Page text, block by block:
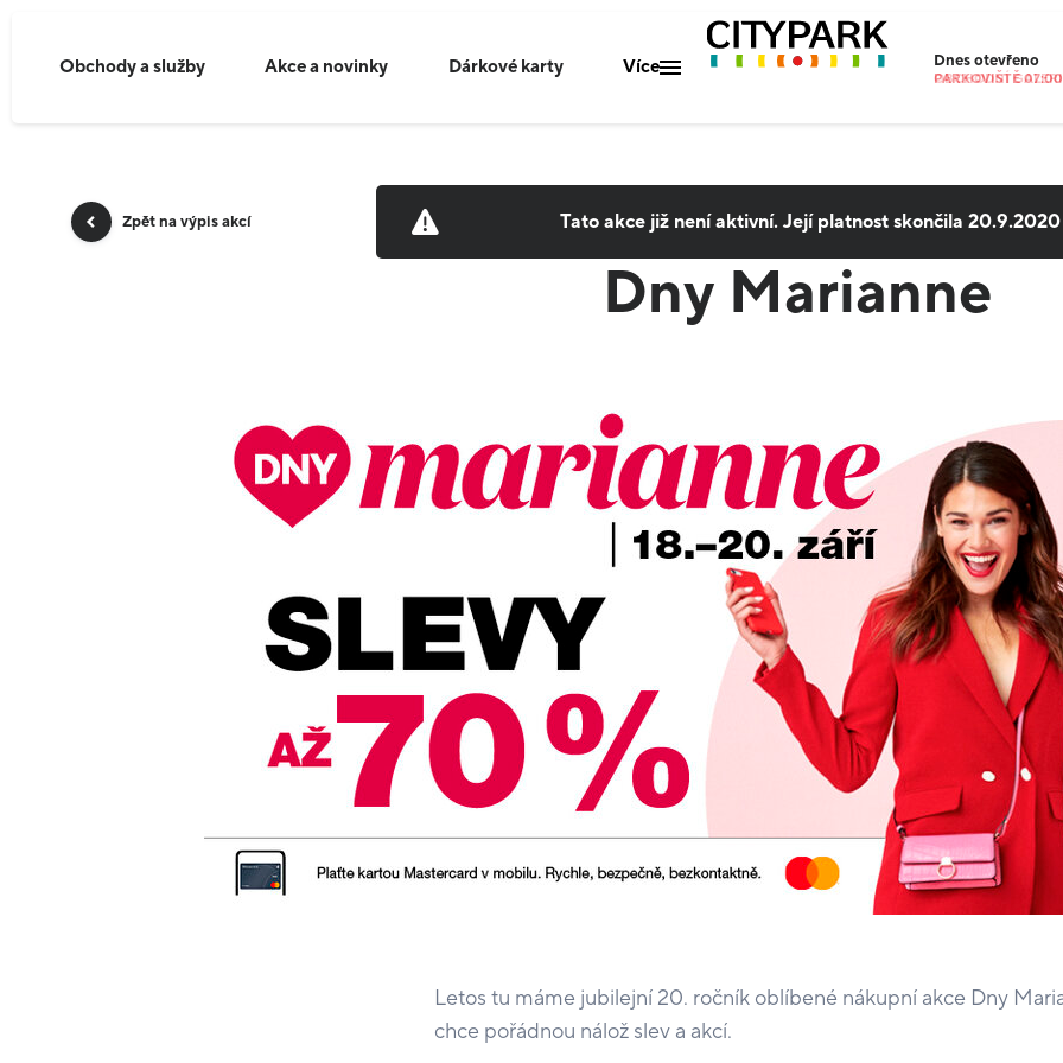
Obchody a služby Akce a novinky Dárkové karty Více Dnesotevřeno
OBCHODNÍ
PARKOVIŠTĚ
Zpět na výpis akcí Tato akce již není aktivní. Její platnost skončila20.9.2020
Dny Marianne
Letos tu máme jubilejní 20. ročník oblíbené nákupní akce Dny
chce pořádnou nálož slev a akcí.